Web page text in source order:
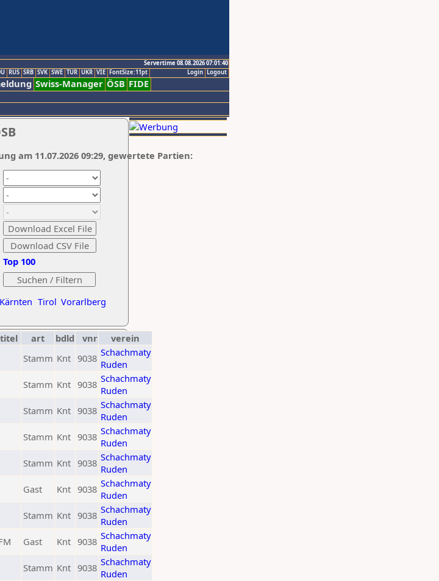
Servertime 08.08.2026 07:01:40
Logout
Login
RUS SRB SVK SWE TUR UKR VIE FontSize:11pt
Swiss-Manager ÖSB FIDE
Kärnten Tirol Vorarlberg
Top 100
am 11.07.2026 09:29, gewertete Partien:
titel art bdld vnr
verein
Stamm Knt 9038 Schachmaty
Ruden
Stamm Knt 9038 Schachmaty
Ruden
Stamm Knt 9038 Schachmaty
Ruden
Stamm Knt 9038 Schachmaty
Ruden
Stamm Knt 9038 Schachmaty
Ruden
Gast Knt 9038 Schachmaty
Ruden
Stamm Knt 9038 Schachmaty
Ruden
Gast Knt 9038 Schachmaty
Ruden
Stamm Knt 9038 Schachmaty
Ruden